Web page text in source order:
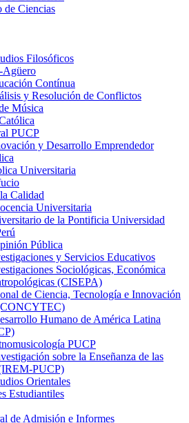
de Ciencias
Filosóficos
Agüero
Contínua
y Resolución de Conflictos
Música
PUCP
y Desarrollo Emprendedor
Universitaria
Calidad
Universitaria
de la Pontificia Universidad
Pública
y Servicios Educativos
Sociológicas, Económica
(CISEPA)
de Ciencia, Tecnología e Innovación
Humano de América Latina
PUCP
sobre la Enseñanza de las
PUCP)
Orientales
Estudiantiles
de Admisión e Informes